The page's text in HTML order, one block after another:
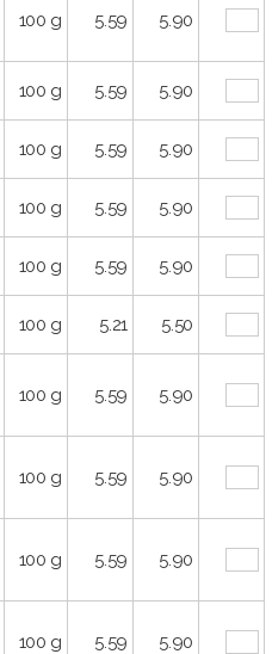
100 g 5.59 5.90
100 g 5.59 5.90
100 g 5.59 5.90
100 g 5.59 5.90
100 g 5.59 5.90
100 g 5.21 5.50
100 g 5.59 5.90
100 g 5.59 5.90
100 g 5.59 5.90
100 g 5.59 5.90